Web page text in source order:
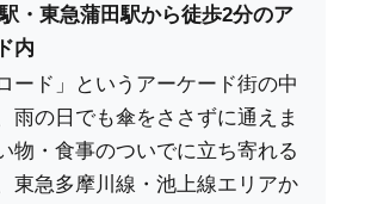
・東急蒲田駅から徒歩2分のア
内
ード」というアーケード街の中
雨の日でも傘をささずに通えま
物・食事のついでに立ち寄れる
東急多摩川線・池上線エリアか